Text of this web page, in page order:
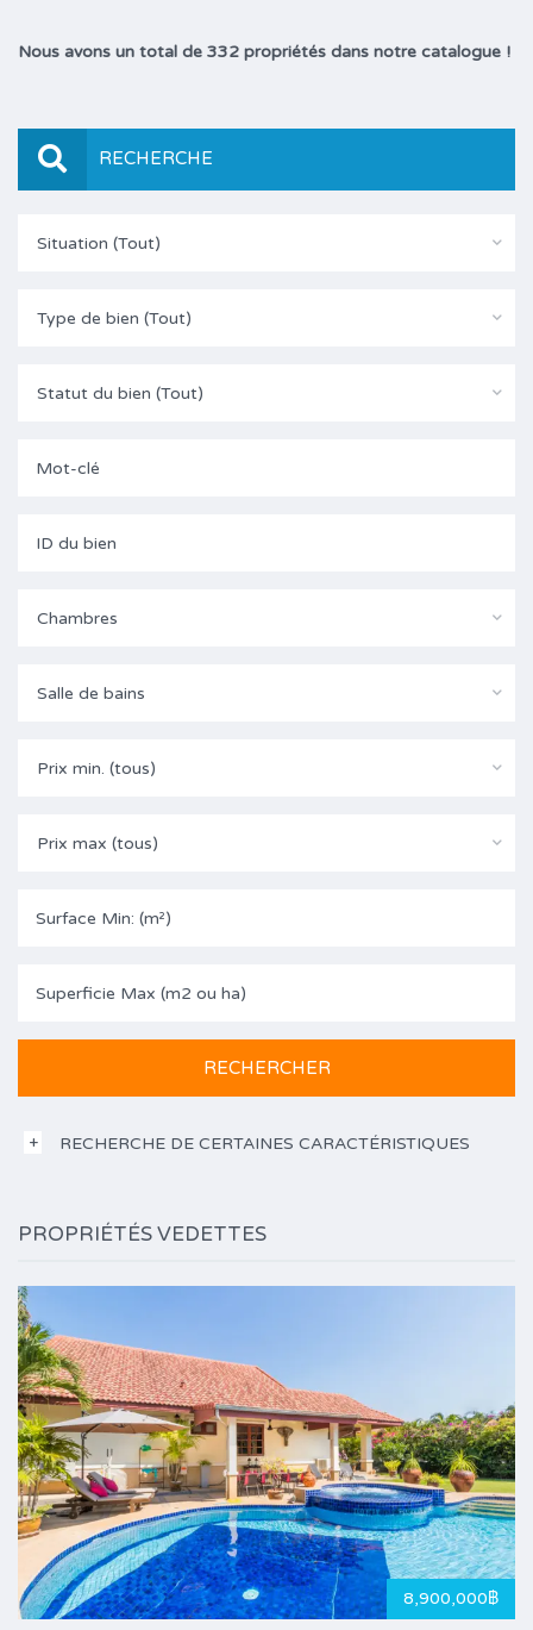
Nous avons un total de 332 propriétés dans notre catalogue !
RECHERCHE
Situation (Tout)
Type de bien (Tout)
Statut du bien (Tout)
Chambres
Salle de bains
Prix min. (tous)
Prix max (tous)
RECHERCHE DE CERTAINES CARACTÉRISTIQUES
PROPRIÉTÉS VEDETTES
8,900,000฿